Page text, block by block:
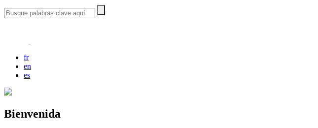
fr
en
es
Bienvenida